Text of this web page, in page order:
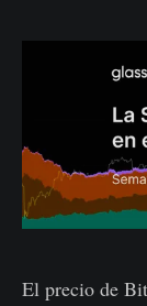
El precio de